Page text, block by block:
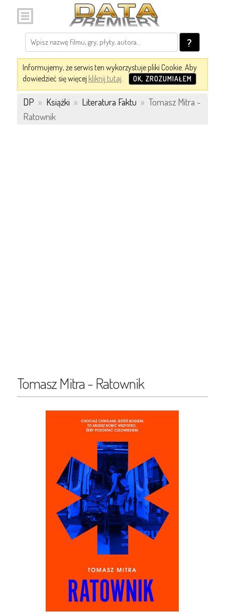
?
Informujemy, że serwis ten wykorzystuje pliki Cookie. Aby
dowiedzieć się więcej kliknij tutaj. OK, ZROZUMIAŁEM
DP » Książki » Literatura Faktu » Tomasz Mitra -
Ratownik
Tomasz Mitra - Ratownik